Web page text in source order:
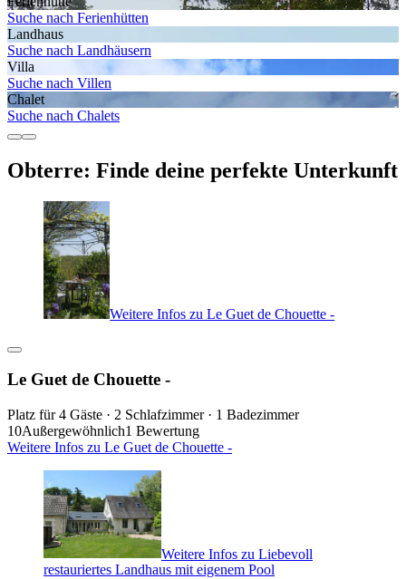
Suche nach Ferienhütten
Landhaus
Suche nach Landhäusern
Villa
Suche nach Villen
Chalet
Suche nach Chalets
Obterre: Finde deine perfekte Unterkunft
Weitere Infos zu Le Guet de Chouette -
Le Guet de Chouette -
Platz für 4 Gäste · 2 Schlafzimmer · 1 Badezimmer
10Außergewöhnlich1 Bewertung
Weitere Infos zu Le Guet de Chouette -
Weitere Infos zu Liebevoll
restauriertes Landhaus mit eigenem Pool